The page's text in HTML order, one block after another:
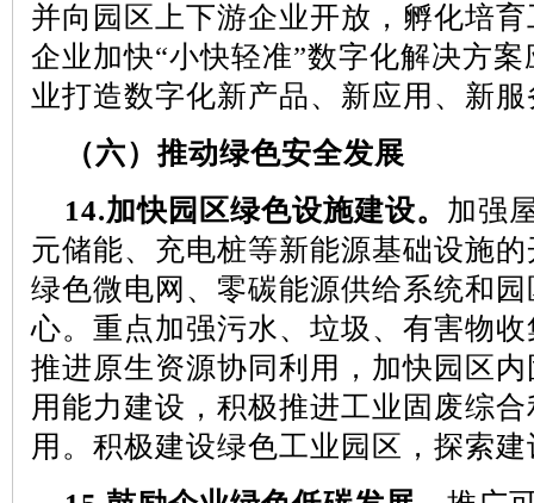
并向园区上下游企业开放，孵化培
企业加快“小快轻准”数字化解决方
业打造数字化新产品、新应用、新服
（六）推动绿色安全发展
14.加快园区绿色设施建设。 加强
元储能、充电桩等新能源基础设施
绿色微电网、零碳能源供给系统和
心。重点加强污水、垃圾、有害物
推进原生资源协同利用，加快园区
用能力建设，积极推进工业固废综
用。积极建设绿色工业园区，探索